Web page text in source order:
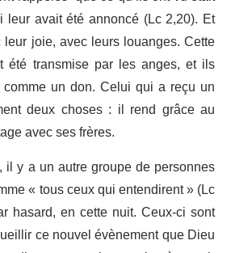
leur avait été annoncé (Lc 2,20). Et
leur joie, avec leurs louanges. Cette
transmise par les anges, et ils
un don. Celui qui a reçu un
deux choses : il rend grâce au
avec ses frères.
y a un autre groupe de personnes
« tous ceux qui entendirent » (Lc
hasard, en cette nuit. Ceux-ci sont
ce nouvel évènement que Dieu